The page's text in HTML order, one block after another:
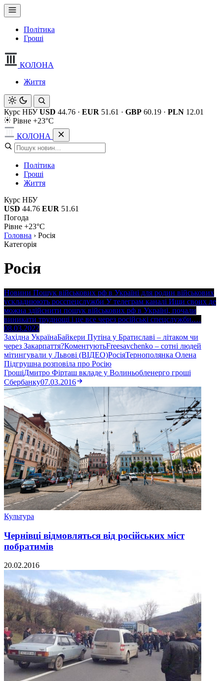
Політика
Гроші
КОЛОНА
Життя
Курс НБУ USD 44.76 · EUR 51.61 · GBP 60.19 · PLN 12.01
Рівне +23°C
КОЛОНА
Політика
Гроші
Життя
Курс НБУ
USD 44.76 EUR 51.61
Погода
Рівне +23°C
Головна › Росія
Категорія
Росія
Новини Пошук військових рф в Україні для родин військових
ускладнюють росспецслужби У телеграм каналі Ищи своих де
можна здійснити пошук військових рф в Україні, почали
виникати труднощі і це все через російські спецслужби.…
08.03.2022
Західна УкраїнаБайкери Путіна у Братиславі – літаком чи
через Закарпаття?КоментуютьFreesavchenko – сотні людей
мітингували у Львові (ВІДЕО)РосіяТернополянка Олена
Підгрушна розповіла про Росію
ГрошіДмитро Фірташ вкладе у Волиньобленерго гроші
Сбербанку07.03.2016
Культура
Чернівці відмовляться від російських міст
побратимів
20.02.2016